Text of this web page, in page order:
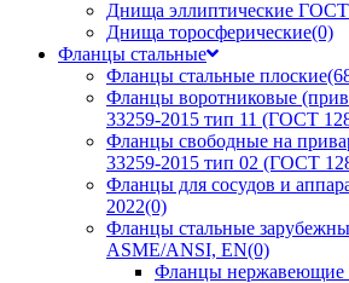
Днища эллиптические
Днища торосферические(0)
Фланцы стальные
Фланцы стальные плоские
Фланцы воротниковые
33259-2015 тип 11 (ГОСТ
Фланцы свободные на
33259-2015 тип 02 (ГОСТ
Фланцы для сосудов и
2022(0)
Фланцы стальные
ASME/ANSI, EN(0)
Фланцы нержавеющие